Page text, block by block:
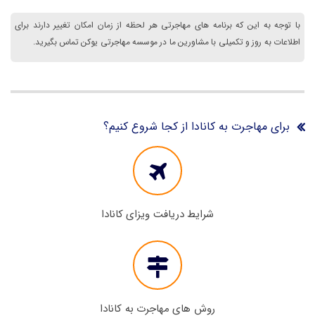
با توجه به این که برنامه های مهاجرتی هر لحظه از زمان امکان تغییر دارند برای
اطلاعات به روز و تکمیلی با مشاورین ما در موسسه مهاجرتی یوکن تماس بگیرید.
برای مهاجرت به کانادا از کجا شروع کنیم؟
شرایط دریافت ویزای کانادا
روش های مهاجرت به کانادا